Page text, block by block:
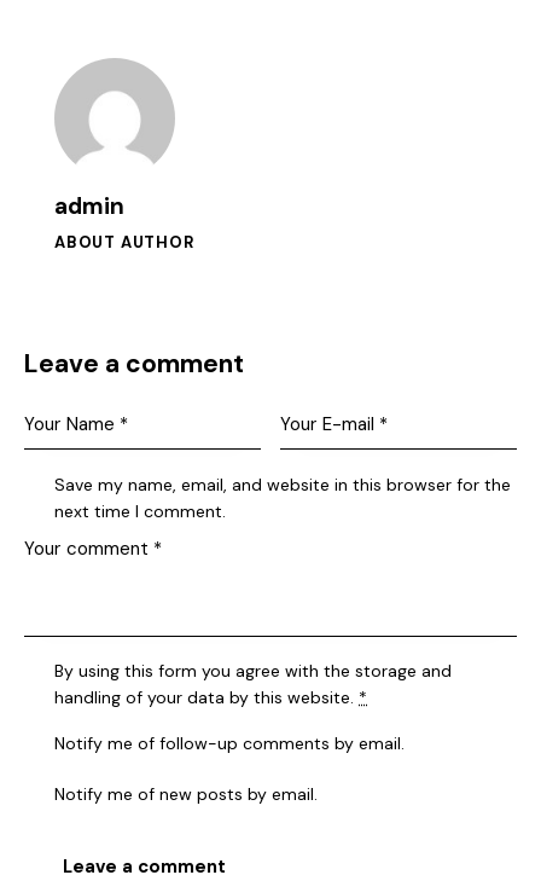
admin
ABOUT AUTHOR
Leave a comment
Save my name, email, and website in this browser for the
next time I comment.
By using this form you agree with the storage and
handling of your data by this website. *
Notify me of follow-up comments by email.
Notify me of new posts by email.